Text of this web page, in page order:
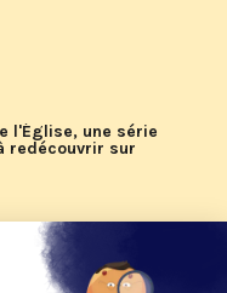
l'Église, une série
redécouvrir sur
2026 de KTO